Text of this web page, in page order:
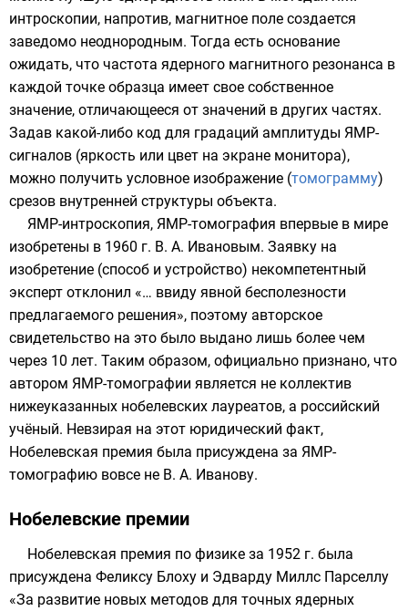
интроскопии, напротив, магнитное поле создается
заведомо неоднородным. Тогда есть основание
ожидать, что частота ядерного магнитного резонанса в
каждой точке образца имеет свое собственное
значение, отличающееся от значений в других частях.
Задав какой-либо код для градаций амплитуды ЯМР-
сигналов (яркость или цвет на экране монитора),
можно получить условное изображение (томограмму)
срезов внутренней структуры объекта.
ЯМР-интроскопия, ЯМР-томография впервые в мире
изобретены в 1960 г. В. А. Ивановым. Заявку на
изобретение (способ и устройство) некомпетентный
эксперт отклонил «… ввиду явной бесполезности
предлагаемого решения», поэтому авторское
свидетельство на это было выдано лишь более чем
через 10 лет. Таким образом, официально признано, что
автором ЯМР-томографии является не коллектив
нижеуказанных нобелевских лауреатов, а российский
учёный. Невзирая на этот юридический факт,
Нобелевская премия была присуждена за ЯМР-
томографию вовсе не В. А. Иванову.
Нобелевские премии
Нобелевская премия по физике за 1952 г. была
присуждена Феликсу Блоху и Эдварду Миллс Парселлу
«За развитие новых методов для точных ядерных